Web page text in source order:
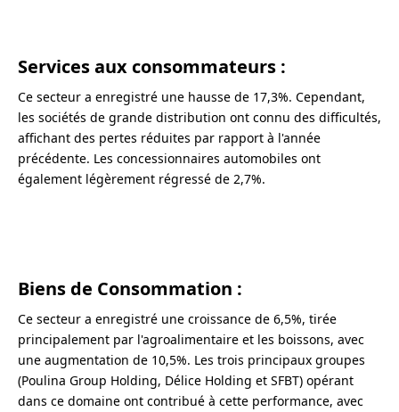
Services aux consommateurs :
Ce secteur a enregistré une hausse de 17,3%. Cependant,
les sociétés de grande distribution ont connu des difficultés,
affichant des pertes réduites par rapport à l'année
précédente. Les concessionnaires automobiles ont
également légèrement régressé de 2,7%.
Biens de Consommation :
Ce secteur a enregistré une croissance de 6,5%, tirée
principalement par l'agroalimentaire et les boissons, avec
une augmentation de 10,5%. Les trois principaux groupes
(Poulina Group Holding, Délice Holding et SFBT) opérant
dans ce domaine ont contribué à cette performance, avec